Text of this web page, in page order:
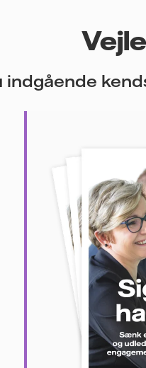
indgående